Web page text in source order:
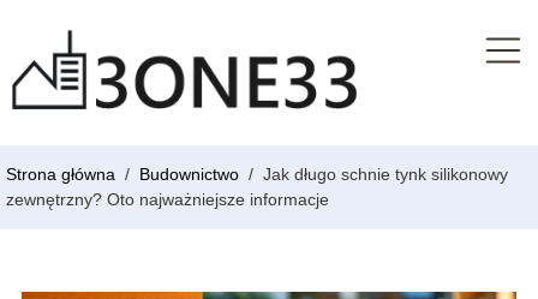
Strona główna / Budownictwo / Jak długo schnie tynk silikonowy
zewnętrzny? Oto najważniejsze informacje